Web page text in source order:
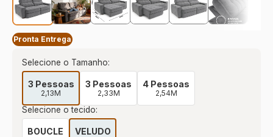
Pronta Entrega
Selecione o Tamanho:
3 Pessoas
2,13M
3 Pessoas
2,33M
4 Pessoas
2,54M
Selecione o tecido:
BOUCLE
VELUDO